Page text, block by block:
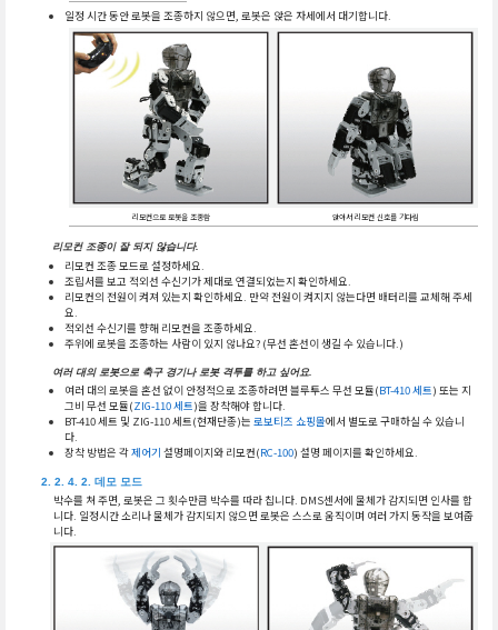
일정 시간 동안 로봇을 조종하지 않으면, 로봇은 앉은 자세에서 대기합니다.
리모컨으로 로봇을 조종함 앉아서 리모컨 신호를 기다림
리모컨 조종이 잘 되지 않습니다.
리모컨 조종 모드로 설정하세요.
조립서를 보고 적외선 수신기가 제대로 연결되었는지 확인하세요.
리모컨의 전원이 켜져 있는지 확인하세요. 만약 전원이 켜지지 않는다면 배터리를 교체해 주세
요.
적외선 수신기를 향해 리모컨을 조종하세요.
주위에 로봇을 조종하는 사람이 있지 않나요? (무선 혼선이 생길 수 있습니다.)
여러 대의 로봇으로 축구 경기나 로봇 격투를 하고 싶어요.
여러 대의 로봇을 혼선 없이 안정적으로 조종하려면 블루투스 무선 모듈(BT-410 세트) 또는 지
그비 무선 모듈(ZIG-110 세트)을 장착해야 합니다.
BT-410 세트 및 ZIG-110 세트(현재단종)는 로보티즈 쇼핑몰에서 별도로 구매하실 수 있습니
다.
장착 방법은 각제어기 설명페이지와 리모컨(RC-100) 설명 페이지를 확인하세요.
데모 모드
박수를 쳐 주면, 로봇은 그 횟수만큼 박수를 따라 칩니다. DMS센서에 물체가 감지되면 인사를 합
니다. 일정시간 소리나 물체가 감지되지 않으면 로봇은 스스로 움직이며 여러 가지 동작을 보여줍
니다.